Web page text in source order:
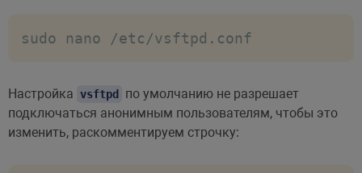
sudo nano /etc/vsftpd.conf
Настройка vsftpd по умолчанию не разрешает
подключаться анонимным пользователям, чтобы это
изменить, раскомментируем строчку: